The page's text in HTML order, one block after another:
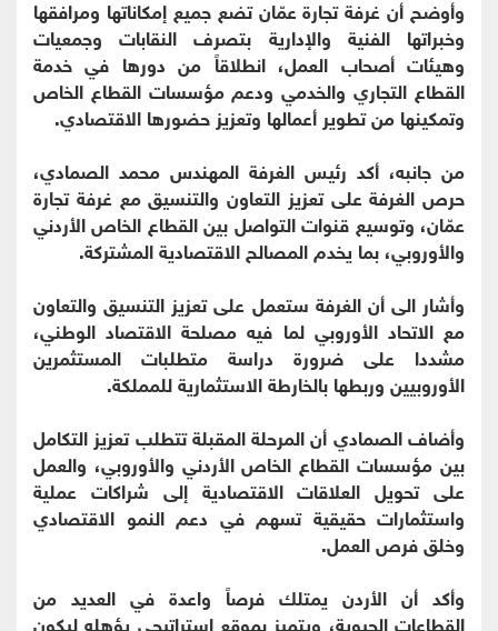
وأوضح أن غرفة تجارة عمّان تضع جميع إمكاناتها ومرافقها
وخبراتها الفنية والإدارية بتصرف النقابات وجمعيات
وهيئات أصحاب العمل، انطلاقاً من دورها في خدمة
القطاع التجاري والخدمي ودعم مؤسسات القطاع الخاص
وتمكينها من تطوير أعمالها وتعزيز حضورها الاقتصادي.
من جانبه، أكد رئيس الغرفة المهندس محمد الصمادي،
حرص الغرفة على تعزيز التعاون والتنسيق مع غرفة تجارة
عمّان، وتوسيع قنوات التواصل بين القطاع الخاص الأردني
والأوروبي، بما يخدم المصالح الاقتصادية المشتركة.
وأشار الى أن الغرفة ستعمل على تعزيز التنسيق والتعاون
مع الاتحاد الأوروبي لما فيه مصلحة الاقتصاد الوطني،
مشددا على ضرورة دراسة متطلبات المستثمرين
الأوروبيين وربطها بالخارطة الاستثمارية للمملكة.
وأضاف الصمادي أن المرحلة المقبلة تتطلب تعزيز التكامل
بين مؤسسات القطاع الخاص الأردني والأوروبي، والعمل
على تحويل العلاقات الاقتصادية إلى شراكات عملية
واستثمارات حقيقية تسهم في دعم النمو الاقتصادي
وخلق فرص العمل.
وأكد أن الأردن يمتلك فرصاً واعدة في العديد من
القطاعات الحيوية، ويتميز بموقع استراتيجي يؤهله ليكون